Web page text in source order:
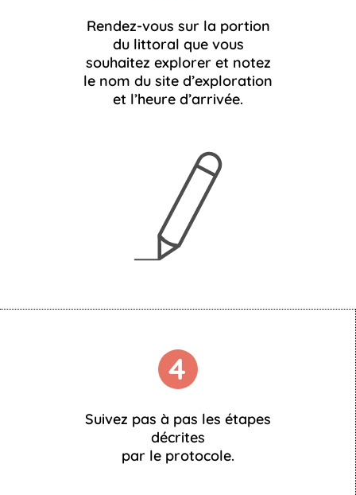
Rendez-vous sur la portion
du littoral que vous
souhaitez explorer et notez
le nom du site d’exploration
et l’heure d’arrivée.
4
Suivez pas à pas les étapes
décrites
par le protocole.